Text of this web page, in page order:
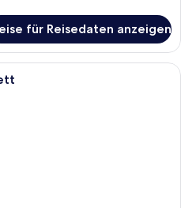
für Reisedaten anzeigen
Ein Hotelzimmer mit einem großen